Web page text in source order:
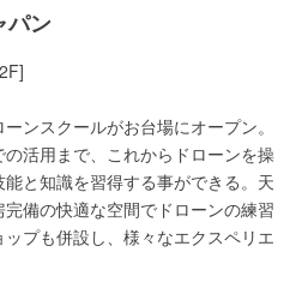
パン
ンスクールがお台場にオープン。
活用まで、これからドローンを操
と知識を習得する事ができる。天
備の快適な空間でドローンの練習
プも併設し、様々なエクスペリエ